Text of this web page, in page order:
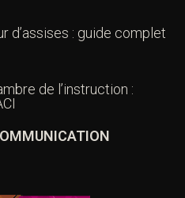
d’assises : guide complet
de l’instruction :